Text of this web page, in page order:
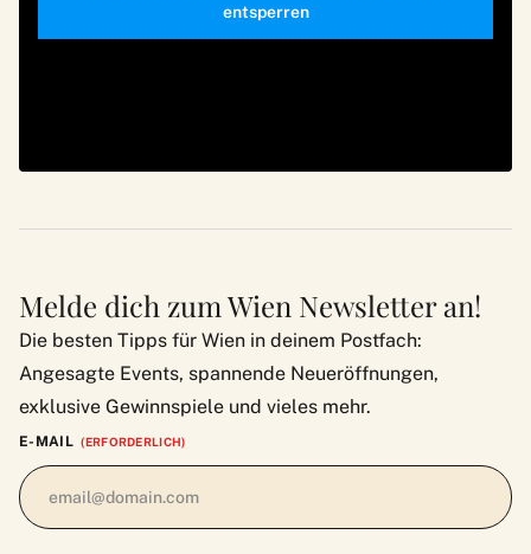
entsperren
Melde dich zum Wien Newsletter an!
Die besten Tipps für Wien in deinem Postfach:
Angesagte Events, spannende Neueröffnungen,
exklusive Gewinnspiele und vieles mehr.
E-MAIL (ERFORDERLICH)